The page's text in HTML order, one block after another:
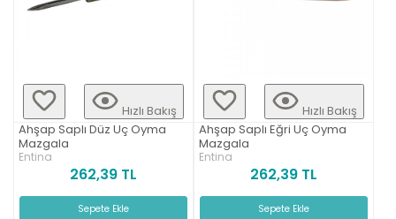
Hızlı Bakış
Ahşap Saplı Düz Uç Oyma
Mazgala
Entina
262,39 TL
Sepete Ekle
Hızlı Bakış
Ahşap Saplı Eğri Uç Oyma
Mazgala
Entina
262,39 TL
Sepete Ekle